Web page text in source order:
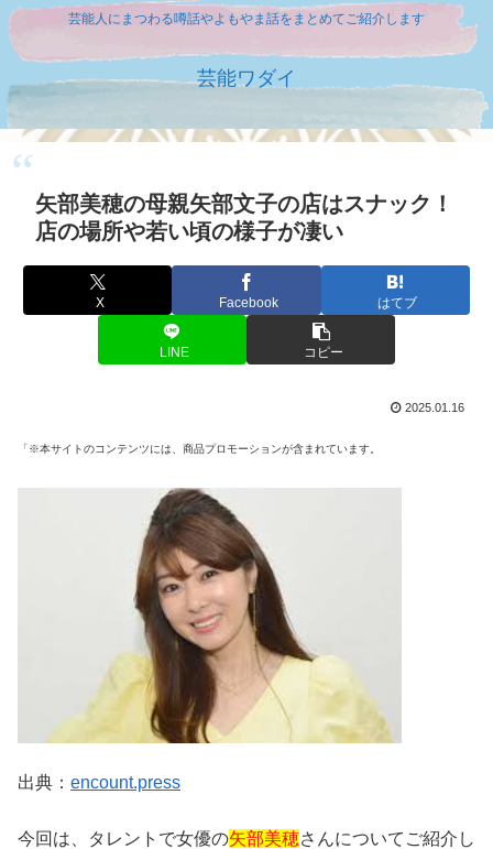
芸能人にまつわる噂話やよもやま話をまとめてご紹介します
芸能ワダイ
矢部美穂の母親矢部文子の店はスナック！
店の場所や若い頃の様子が凄い
X Facebook はてブ
LINE コピー
2025.01.16
「※本サイトのコンテンツには、商品プロモーションが含まれています。
出典： encount.press
今回は、タレントで女優の矢部美穂さんについてご紹介し